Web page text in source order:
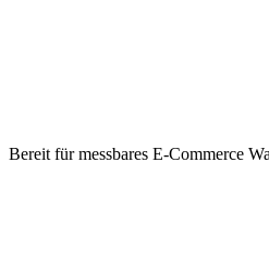
Bereit für messbares E-Commerce